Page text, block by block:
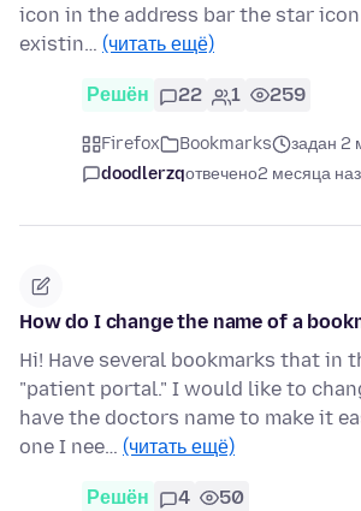
icon in the address bar the star
existin… (читать ещё)
Решён 22 1 259
Firefox Bookmarks
задан 2
doodlerzqотвечено2 месяца
How do I change the name of a
Hi! Have several bookmarks that in
"patient portal." I would like to
have the doctors name to make it
one I nee… (читать ещё)
Решён 4 50